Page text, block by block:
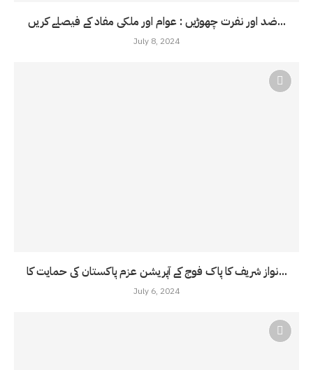
ضد اور نفرت چھوڑیں : عوام اور ملکی مفاد کے فیصلے کریں...
July 8, 2024
نواز شریف کا پاک فوج کے آپریشن عزم پاکستان کی حمایت کا...
July 6, 2024